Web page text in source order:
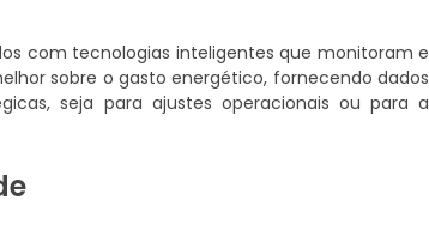
com tecnologias inteligentes que monitoram e
sobre o gasto energético, fornecendo dados
seja para ajustes operacionais ou para a